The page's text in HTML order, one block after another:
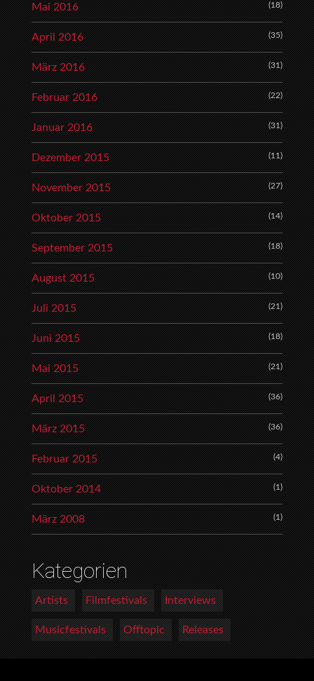
Mai 2016 (18)
April 2016 (35)
März 2016 (31)
Februar 2016 (22)
Januar 2016 (31)
Dezember 2015 (11)
November 2015 (27)
Oktober 2015 (14)
September 2015 (18)
August 2015 (10)
Juli 2015 (21)
Juni 2015 (18)
Mai 2015 (21)
April 2015 (36)
März 2015 (36)
Februar 2015 (4)
Oktober 2014 (1)
März 2008 (1)
Kategorien
Artists Filmfestivals Interviews
Musicfestivals Offtopic Releases